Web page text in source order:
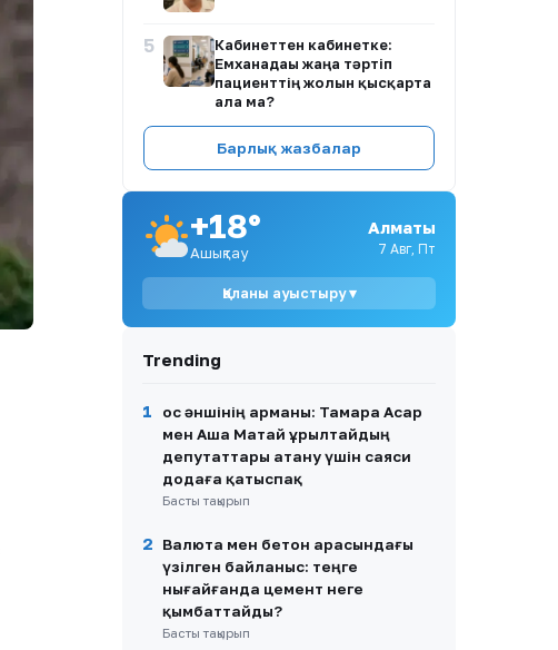
5
Кабинеттен кабинетке:
Емханадағы жаңа тәртіп
пациенттің жолын қысқарта
ала ма?
Сандуғаш Стамғазиева
сахнаға оралып,
7
Балалар контенті –
Қазақстанның адами
капиталына салынатын
инвестиция
үйлену тойы жоспары
9
Ақтөбедегі жылқышы ісі:
заңгер біржақты ақпаратқа
сенбеуге шақырды
10
Далаға дәрет сындырғандар:
тасжолдардағы
антисанитария жаға ұстатты
Барлық жазбалар
+18°
Ашықтау
Алматы
7 Авг, Пт
Қаланы ауыстыру ▾
Trending
1
Қос әншінің арманы: Тамара Асар
мен Аша Матай Құрылтайдың
депутаттары атану үшін саяси
додаға қатыспақ
Басты тақырып
2
Валюта мен бетон арасындағы
үзілген байланыс: теңге
нығайғанда цемент неге
қымбаттайды?
Басты тақырып